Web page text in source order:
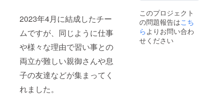
2023年4月に結成したチー
ムですが、同じように仕事
や様々な理由で習い事との
両立が難しい親御さんや息
子の友達などが集まってく
れました。
このプロジェクト
の問題報告はこち
ら よりお問い合わ
せください